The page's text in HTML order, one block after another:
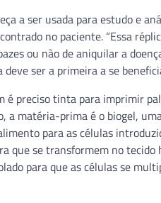
a ser usada para estudo e
no paciente. “Essa
ou não de aniquilar a
ser a primeira a se
é preciso tinta para imprimir
a matéria-prima é o biogel,
para as células
que se transformem no
para que as células se